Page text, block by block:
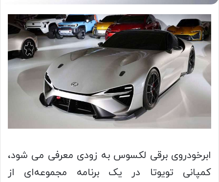
ابرخودروی برقی لکسوس به زودی معرفی می شود،
کمپانی تویوتا در یک برنامه مجموعه‌ای از